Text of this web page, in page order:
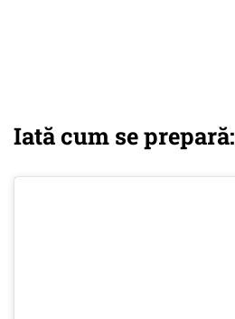
Iată cum se prepară: